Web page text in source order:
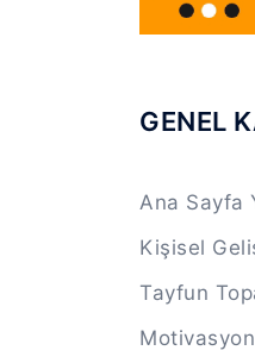
GENEL
Ana Sayfa
Kişisel
Tayfun